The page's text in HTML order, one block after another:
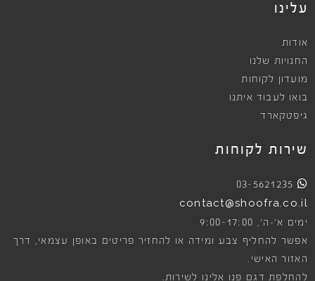
עלינו
אודות
החנויות שלנו
מועדון לקוחות
בואו לעבוד איתנו
גיפטקארד
שירות לקוחות
03-5621235
contact@shoofra.co.il
ימים א׳-ה׳, 9:00-17:00
אפשר להחליף צבע ומידה או להחזיר פריטים באופן עצמאי, דרך
האזור האישי.
להחלפת דגם פנו אלינו לשירות.